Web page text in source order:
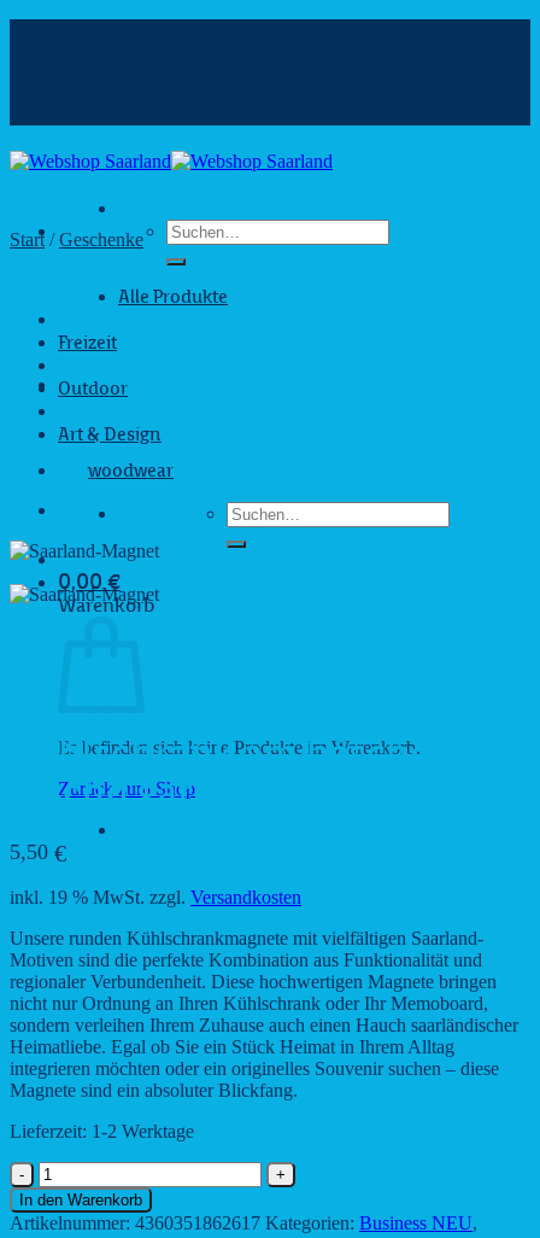
Suchen
nach:
Alle Produkte
Freizeit
Outdoor
Art & Design
woodwear
Suchen
nach:
0,00€
Warenkorb
Es befinden sich keine Produkte im Warenkorb.
Zurück zum Shop
Start / Geschenke
Kühlschrank am beschde
erschd gar nitt uffmache!
5,50 €
inkl. 19 % MwSt. zzgl. Versandkosten
Unsere runden Kühlschrankmagnete mit vielfältigen Saarland-
Motiven sind die perfekte Kombination aus Funktionalität und
regionaler Verbundenheit. Diese hochwertigen Magnete bringen
nicht nur Ordnung an Ihren Kühlschrank oder Ihr Memoboard,
sondern verleihen Ihrem Zuhause auch einen Hauch saarländischer
Heimatliebe. Egal ob Sie ein Stück Heimat in Ihrem Alltag
integrieren möchten oder ein originelles Souvenir suchen – diese
Magnete sind ein absoluter Blickfang.
Lieferzeit: 1-2 Werktage
Kühlschrankmagnet
XL
Motiv
In den Warenkorb
Artikelnummer: 4360351862617 Kategorien: Business NEU,